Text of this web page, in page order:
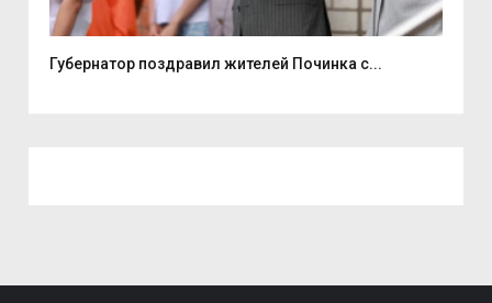
Губернатор поздравил жителей Починка с...